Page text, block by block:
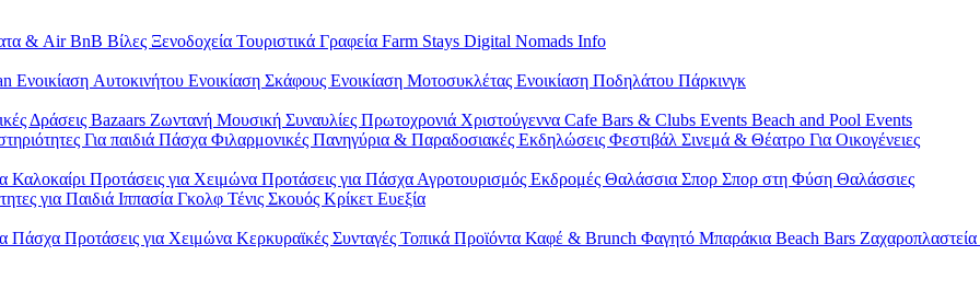
& Air BnB Βίλες Ξενοδοχεία Τουριστικά Γραφεία Farm Stays Digital Nomads Info
Ενοικίαση Aυτοκινήτου Ενοικίαση Σκάφους Ενοικίαση Μοτοσυκλέτας Ενοικίαση Ποδηλάτου Πάρκινγκ
Δράσεις Bazaars Ζωντανή Μουσική Συναυλίες Πρωτοχρονιά Χριστούγεννα Cafe Bars & Clubs Events Beach and Pool Events
Για παιδιά Πάσχα Φιλαρμονικές Πανηγύρια & Παραδοσιακές Εκδηλώσεις Φεστιβάλ Σινεμά & Θέατρο Για Οικογένειες
Καλοκαίρι Προτάσεις για Χειμώνα Προτάσεις για Πάσχα Αγροτουρισμός Εκδρομές Θαλάσσια Σπορ Σπορ στη Φύση Θαλάσσιες
για Παιδιά Ιππασία Γκολφ Τένις Σκουός Κρίκετ Ευεξία
Πάσχα Προτάσεις για Χειμώνα Κερκυραϊκές Συνταγές Τοπικά Προϊόντα Καφέ & Brunch Φαγητό Μπαράκια Beach Bars Ζαχαροπλαστεία